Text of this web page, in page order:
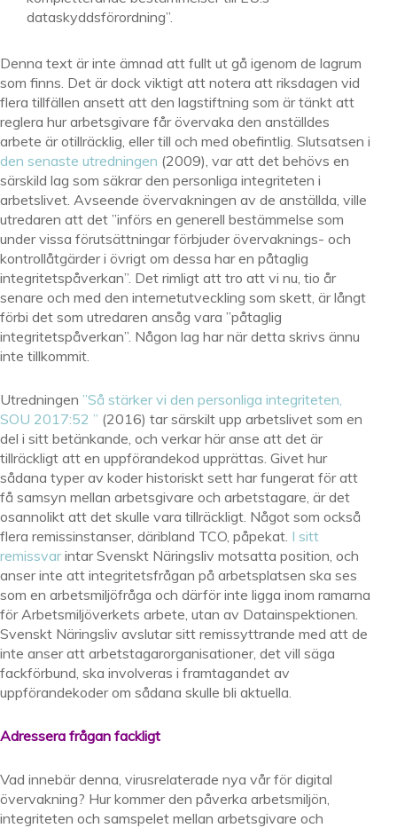
dataskyddsförordning”.
Denna text är inte ämnad att fullt ut gå igenom de lagrum
som finns. Det är dock viktigt att notera att riksdagen vid
flera tillfällen ansett att den lagstiftning som är tänkt att
reglera hur arbetsgivare får övervaka den anställdes
arbete är otillräcklig, eller till och med obefintlig. Slutsatsen i
den senaste utredningen (2009), var att det behövs en
särskild lag som säkrar den personliga integriteten i
arbetslivet. Avseende övervakningen av de anställda, ville
utredaren att det ”införs en generell bestämmelse som
under vissa förutsättningar förbjuder övervaknings- och
kontrollåtgärder i övrigt om dessa har en påtaglig
integritetspåverkan”. Det rimligt att tro att vi nu, tio år
senare och med den internetutveckling som skett, är långt
förbi det som utredaren ansåg vara ”påtaglig
integritetspåverkan”. Någon lag har när detta skrivs ännu
inte tillkommit.
Utredningen ”Så stärker vi den personliga integriteten,
SOU 2017:52 ” (2016) tar särskilt upp arbetslivet som en
del i sitt betänkande, och verkar här anse att det är
tillräckligt att en uppförandekod upprättas. Givet hur
sådana typer av koder historiskt sett har fungerat för att
få samsyn mellan arbetsgivare och arbetstagare, är det
osannolikt att det skulle vara tillräckligt. Något som också
flera remissinstanser, däribland TCO, påpekat. I sitt
remissvarintar Svenskt Näringsliv motsatta position, och
anser inte att integritetsfrågan på arbetsplatsen ska ses
som en arbetsmiljöfråga och därför inte ligga inom ramarna
för Arbetsmiljöverkets arbete, utan av Datainspektionen.
Svenskt Näringsliv avslutar sitt remissyttrande med att de
inte anser att arbetstagarorganisationer, det vill säga
fackförbund, ska involveras i framtagandet av
uppförandekoder om sådana skulle bli aktuella.
Adressera frågan fackligt
Vad innebär denna, virusrelaterade nya vår för digital
övervakning? Hur kommer den påverka arbetsmiljön,
integriteten och samspelet mellan arbetsgivare och